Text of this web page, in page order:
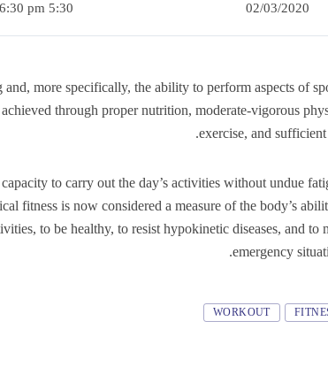
02/03/2020
5:30 pm - 6:30 pm
more specifically, the ability to perform aspects of
through proper nutrition, moderate-vigorous
exercise, and sufficient
to carry out the day’s activities without undue
fitness is now considered a measure of the body’s
to be healthy, to resist hypokinetic diseases, and to
emergency
WORKOUT